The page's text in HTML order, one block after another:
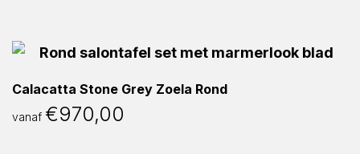
Calacatta Stone Grey Zoela Rond
vanaf €970,00